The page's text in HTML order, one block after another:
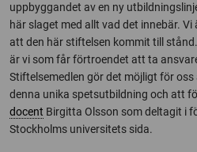
uppbyggandet av en ny
här slaget med allt vad det innebär.
att den här stiftelsen kommit till
är vi som får förtroendet att ta
Stiftelsemedlen gör det möjligt för
denna unika spetsutbildning och att
docent Birgitta Olsson som deltagit i
Stockholms universitets sida.